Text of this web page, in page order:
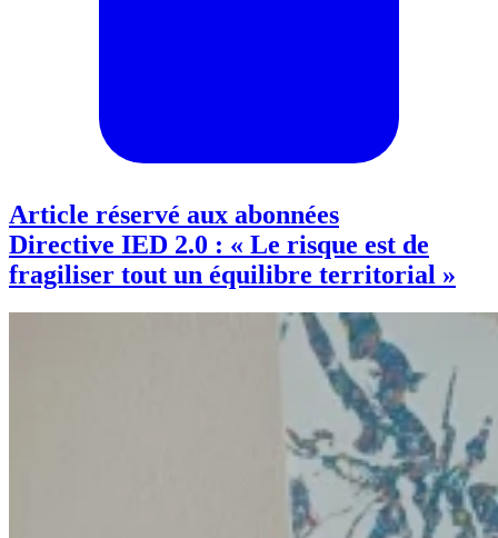
Article réservé aux abonnées
Directive IED 2.0 : « Le risque est de
fragiliser tout un équilibre territorial »